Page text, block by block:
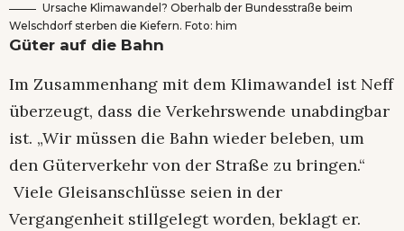
Ursache Klimawandel? Oberhalb der Bundesstraße beim
Welschdorf sterben die Kiefern. Foto: him
Güter auf die Bahn
Im Zusammenhang mit dem Klimawandel ist Neff
überzeugt, dass die Verkehrswende unabdingbar
ist. „Wir müssen die Bahn wieder beleben, um
den Güterverkehr von der Straße zu bringen.“
Viele Gleisanschlüsse seien in der
Vergangenheit stillgelegt worden, beklagt er.